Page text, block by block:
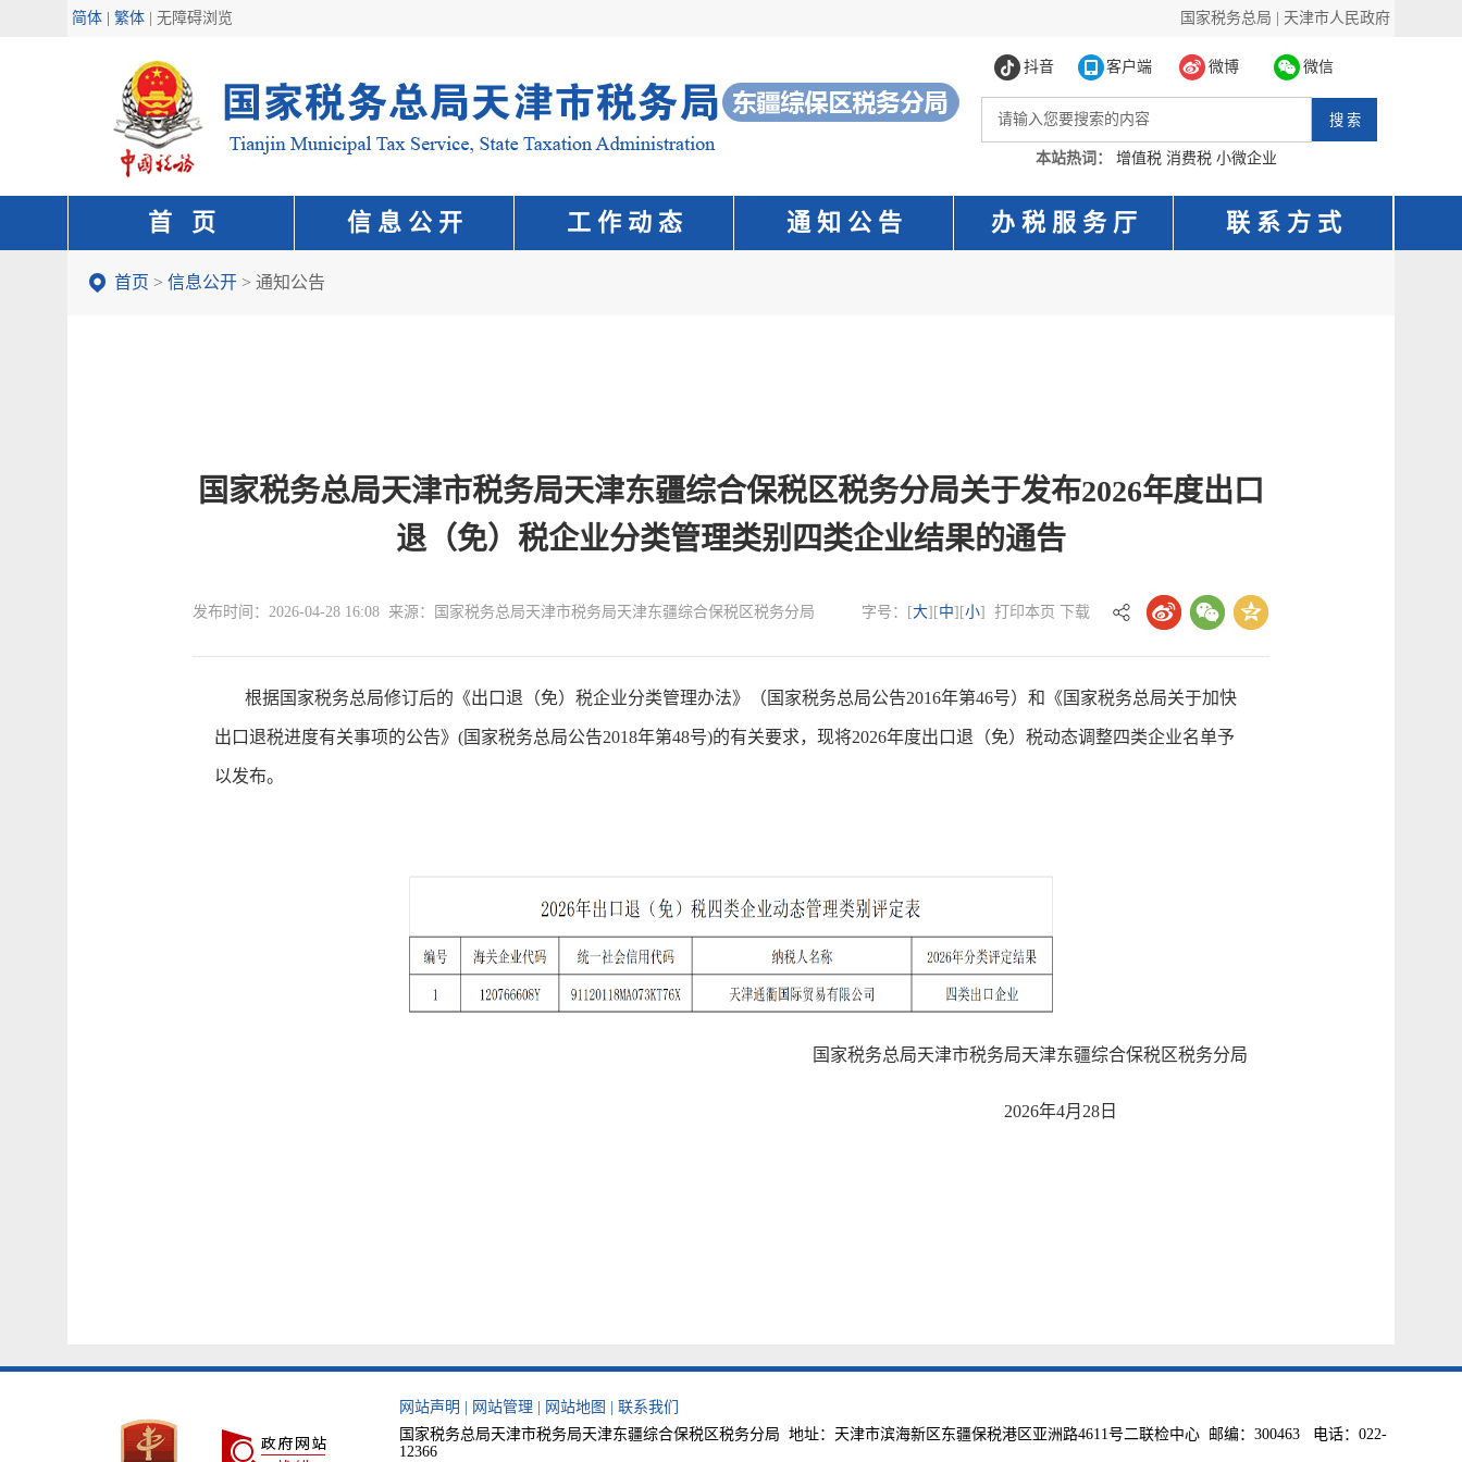
简体 | 繁体 无障碍浏览 国家税务总局 天津市人民政府
抖音 客户端 微博 微信
本站热词： 增值税 消费税 小微企业
首 页 信 息 公 开 工 作 动 态 通 知 公 告 办 税 服 务 厅 联 系 方 式
首页 > 信息公开 > 通知公告
国家税务总局天津市税务局天津东疆综合保税区税务分局关于发布2026年度出口
退（免）税企业分类管理类别四类企业结果的通告
发布时间：2026-04-28 16:08 来源：国家税务总局天津市税务局天津东疆综合保税区税务分局 字号：[大][中][小] 打印本页 下载
根据国家税务总局修订后的《出口退（免）税企业分类管理办法》（国家税务总局公告2016年第46号）和《国家税务总局关于加快
出口退税进度有关事项的公告》(国家税务总局公告2018年第48号)的有关要求，现将2026年度出口退（免）税动态调整四类企业名单予
以发布。
国家税务总局天津市税务局天津东疆综合保税区税务分局
2026年4月28日
网站声明 网站管理 网站地图
联系我们
国家税务总局天津市税务局天津东疆综合保税区税务分局 地址：天津市滨海新区东疆保税港区亚洲路4611号二联检中心 邮编：300463 电话：022-
12366